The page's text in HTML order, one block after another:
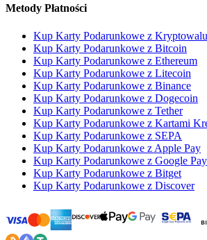
Metody Płatności
Kup Karty Podarunkowe z
Kup Karty Podarunkowe z Bitcoin
Kup Karty Podarunkowe z Ethereum
Kup Karty Podarunkowe z Litecoin
Kup Karty Podarunkowe z Binance
Kup Karty Podarunkowe z Dogecoin
Kup Karty Podarunkowe z Tether
Kup Karty Podarunkowe z Kartami
Kup Karty Podarunkowe z SEPA
Kup Karty Podarunkowe z Apple Pay
Kup Karty Podarunkowe z Google Pay
Kup Karty Podarunkowe z Bitget
Kup Karty Podarunkowe z Discover